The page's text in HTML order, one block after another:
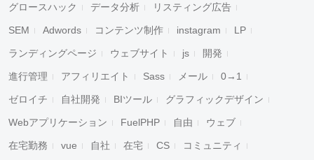
グロースハック データ分析 リスティング広告
SEM Adwords コンテンツ制作 instagram LP
ランディングページ ウェブサイト js 開発
進行管理 アフィリエイト Sass メール 0→1
ゼロイチ 自社開発 BIツール グラフィックデザイン
Webアプリケーション FuelPHP 自由 ウェブ
在宅勤務 vue 自社 在宅 CS コミュニティ